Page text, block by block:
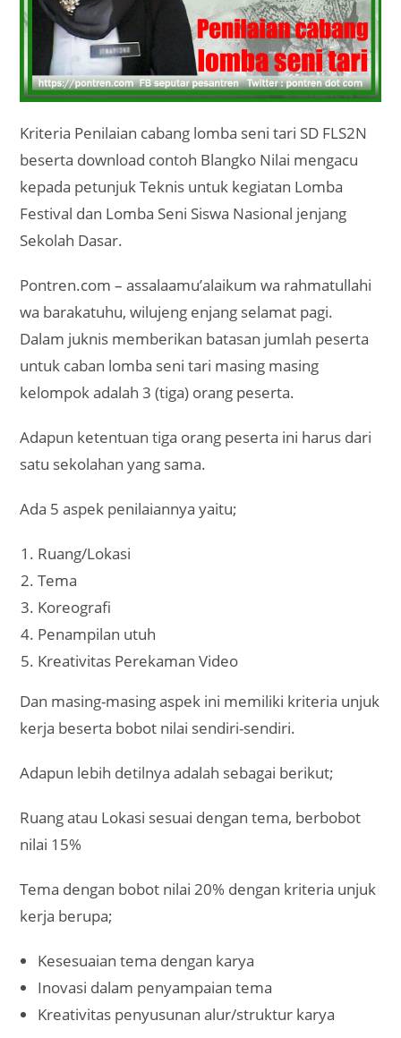
Kriteria Penilaian cabang lomba seni tari SD FLS2N
beserta download contoh Blangko Nilai mengacu
kepada petunjuk Teknis untuk kegiatan Lomba
Festival dan Lomba Seni Siswa Nasional jenjang
Sekolah Dasar.
Pontren.com – assalaamu’alaikum wa rahmatullahi
wa barakatuhu, wilujeng enjang selamat pagi.
Dalam juknis memberikan batasan jumlah peserta
untuk caban lomba seni tari masing masing
kelompok adalah 3 (tiga) orang peserta.
Adapun ketentuan tiga orang peserta ini harus dari
satu sekolahan yang sama.
Ada 5 aspek penilaiannya yaitu;
Ruang/Lokasi
Tema
Koreografi
Penampilan utuh
Kreativitas Perekaman Video
Dan masing-masing aspek ini memiliki kriteria unjuk
kerja beserta bobot nilai sendiri-sendiri.
Adapun lebih detilnya adalah sebagai berikut;
Ruang atau Lokasi sesuai dengan tema, berbobot
nilai 15%
Tema dengan bobot nilai 20% dengan kriteria unjuk
kerja berupa;
Kesesuaian tema dengan karya
Inovasi dalam penyampaian tema
Kreativitas penyusunan alur/struktur karya